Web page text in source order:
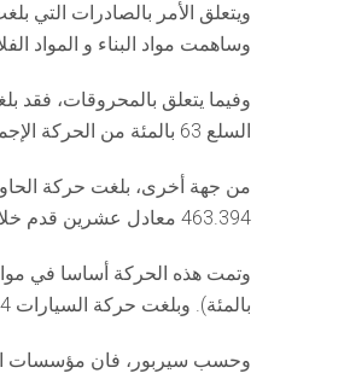
ويتعلق الأمر بالصادرات التي بلغت 9ر19 مليون طن بارتفاع نسبته حوالي 14 بالمئة، منها 4ر2 مليون طن سلع خارج
وساهمت مواد البناء و المواد الفلاحية في
السلع 63 بالمئة من الحركة الإجمالية المسجلة عبر موانيء الوطن.
463.394 معادل عشرين قدم خلال نفس الفترة من 2018، بارتفاع بلغ 13 بالمئة.
بالمئة). وبلغت حركة السيارات 2.234 وحدة خلال نفس الثلاثي بانخفاض 1 بالمئة مقارنة بنفس الفترة من سنة 2018.
وحسب سيربور، فان مؤسسات